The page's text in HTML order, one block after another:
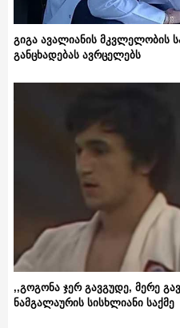
გიგა ავალიანის მკვლელობის
განცხადებას ავრცელებს
,,გოგონა ჯერ გავგუდე, მერე
ნამგალაურის სისხლიანი საქმე